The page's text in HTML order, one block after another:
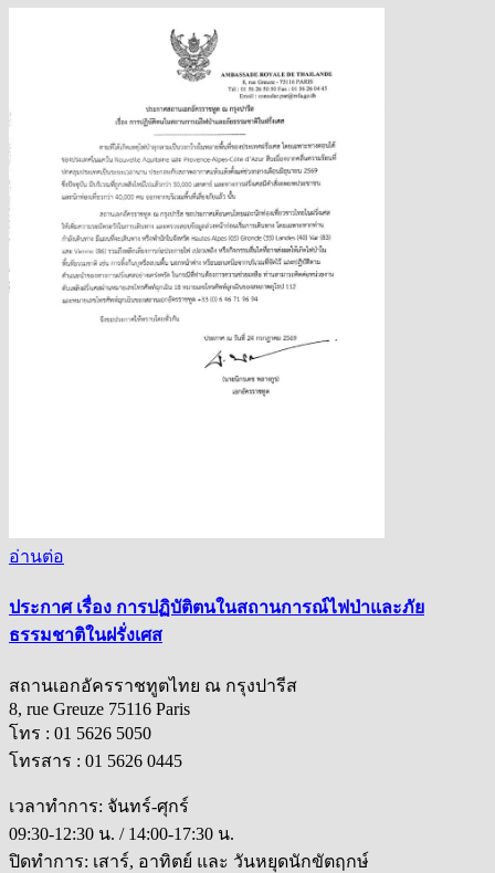
อ่านต่อ
ประกาศ เรื่อง การปฏิบัติตนในสถานการณ์ไฟป่าและภัย
ธรรมชาติในฝรั่งเศส
สถานเอกอัครราชทูตไทย ณ กรุงปารีส
8, rue Greuze 75116 Paris
โทร : 01 5626 5050
โทรสาร : 01 5626 0445
เวลาทำการ: จันทร์-ศุกร์
09:30-12:30 น. / 14:00-17:30 น.
ปิดทำการ: เสาร์, อาทิตย์ และ วันหยุดนักขัตฤกษ์